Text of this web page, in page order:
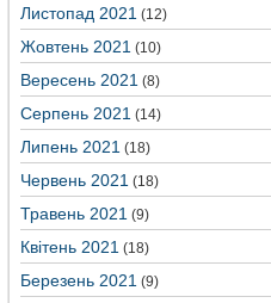
Листопад 2021 (12)
Жовтень 2021 (10)
Вересень 2021 (8)
Серпень 2021 (14)
Липень 2021 (18)
Червень 2021 (18)
Травень 2021 (9)
Квітень 2021 (18)
Березень 2021 (9)